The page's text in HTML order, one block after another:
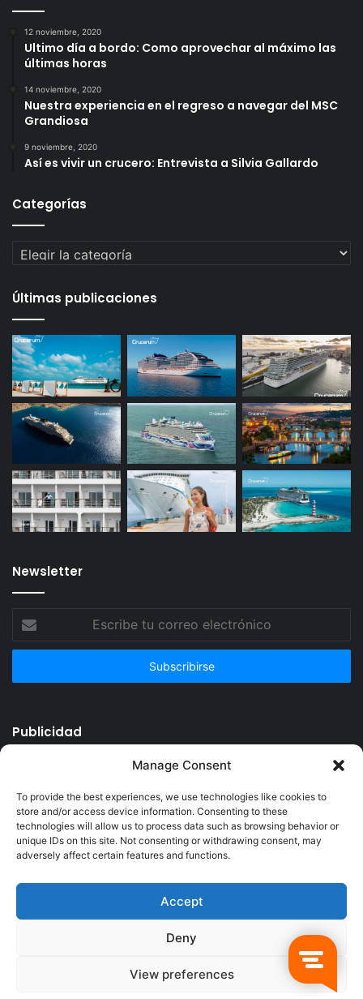
Manage Consent
To provide the best experiences, we use technologies like cookies to
store and/or access device information. Consenting to these
technologies will allow us to process data such as browsing behavior or
unique IDs on this site. Not consenting or withdrawing consent, may
adversely affect certain features and functions.
Accept
Deny
View preferences
12 noviembre, 2020
Ultimo día a bordo: Como aprovechar al máximo las
últimas horas
14 noviembre, 2020
Nuestra experiencia en el regreso a navegar del MSC
Grandiosa
9 noviembre, 2020
Así es vivir un crucero: Entrevista a Silvia Gallardo
Categorías
Categorías
Últimas publicaciones
Newsletter
correo
Publicidad
© Copyright 2026, Todos los derechos reservados @Crucerum |
Facebook
Twitter Instagram